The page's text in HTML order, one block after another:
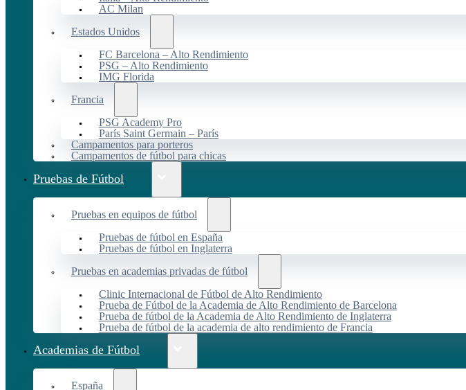
AC Milan
Estados Unidos
FC Barcelona – Alto Rendimiento
PSG – Alto Rendimiento
IMG Florida
Francia
PSG Academy Pro
París Saint Germain – París
Campamentos para porteros
Campamentos de fútbol para chicas
Pruebas de Fútbol
Pruebas en equipos de fútbol
Pruebas de fútbol en España
Pruebas de fútbol en Inglaterra
Pruebas en academias privadas de fútbol
Clinic Internacional de Fútbol de Alto Rendimiento
Prueba de Fútbol de la Academia de Alto Rendimiento de Barcelona
Prueba de fútbol de la Academia de Alto Rendimiento de Inglaterra
Prueba de fútbol de la academia de alto rendimiento de Francia
Academias de Fútbol
España